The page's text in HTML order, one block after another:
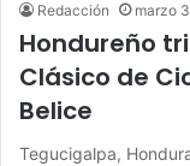
Redacción marzo
Hondureño
Clásico de
Belice
Tegucigalpa,